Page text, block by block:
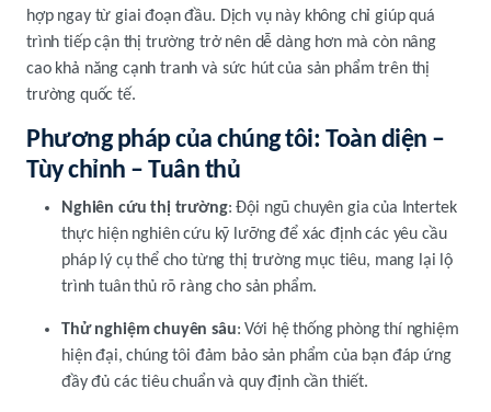
hợp ngay từ giai đoạn đầu. Dịch vụ này không chỉ giúp quá
trình tiếp cận thị trường trở nên dễ dàng hơn mà còn nâng
cao khả năng cạnh tranh và sức hút của sản phẩm trên thị
trường quốc tế.
Phương pháp của chúng tôi: Toàn diện –
Tùy chỉnh – Tuân thủ
Nghiên cứu thị trường: Đội ngũ chuyên gia của Intertek
thực hiện nghiên cứu kỹ lưỡng để xác định các yêu cầu
pháp lý cụ thể cho từng thị trường mục tiêu, mang lại lộ
trình tuân thủ rõ ràng cho sản phẩm.
Thử nghiệm chuyên sâu: Với hệ thống phòng thí nghiệm
hiện đại, chúng tôi đảm bảo sản phẩm của bạn đáp ứng
đầy đủ các tiêu chuẩn và quy định cần thiết.